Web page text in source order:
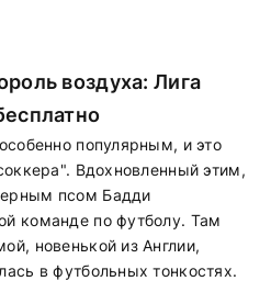
воздуха: Лига
популярным, и это
Вдохновленный этим,
псом Бадди
команде по футболу. Там
новенькой из Англии,
в футбольных тонкостях.